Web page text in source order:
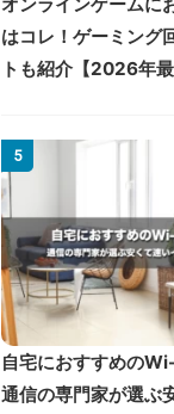
はコレ！ゲーミング
トも紹介【2026年最
5
自宅におすすめの
通信の専門家が選ぶ